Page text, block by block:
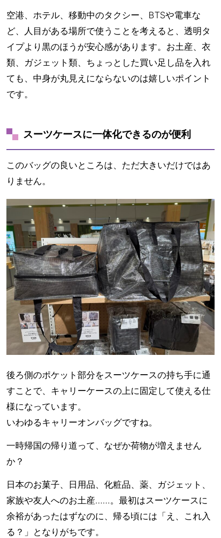
空港、ホテル、移動中のタクシー、BTSや電車な
ど、人目がある場所で使うことを考えると、透明タ
イプより黒のほうが安心感があります。お土産、衣
類、ガジェット類、ちょっとした買い足し品を入れ
ても、中身が丸見えにならないのは嬉しいポイント
です。
スーツケースに一体化できるのが便利
このバッグの良いところは、ただ大きいだけではあ
りません。
後ろ側のポケット部分をスーツケースの持ち手に通
すことで、 キャリーケースの上に固定して使える仕
様になっています。
いわゆるキャリーオンバッグですね。
一時帰国の帰り道って、なぜか荷物が増えません
か？
日本のお菓子、日用品、化粧品、薬、ガジェット、
家族や友人へのお土産……。最初はスーツケースに
余裕があったはずなのに、帰る頃には「え、これ入
る？」となりがちです。